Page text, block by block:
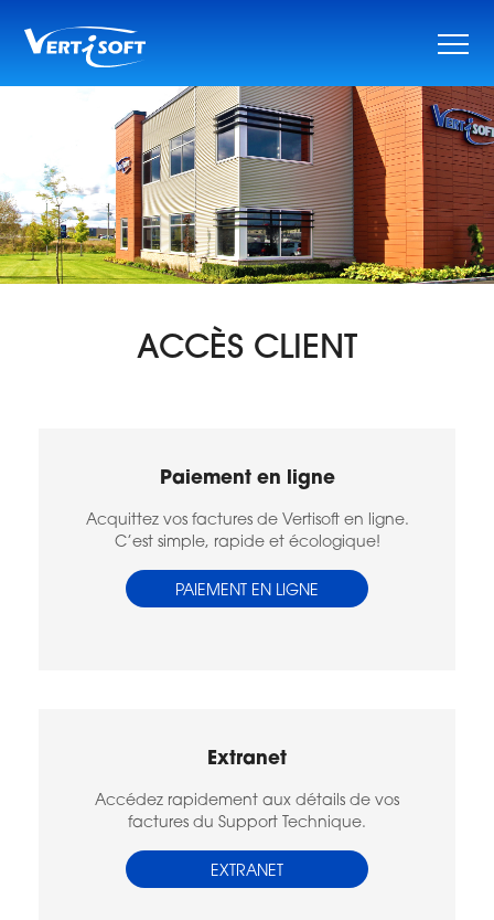
ACCÈS CLIENT
Paiement en ligne
Acquittez vos factures de Vertisoft en ligne.
C’est simple, rapide et écologique!
PAIEMENT EN LIGNE
Extranet
Accédez rapidement aux détails de vos
factures du Support Technique.
EXTRANET